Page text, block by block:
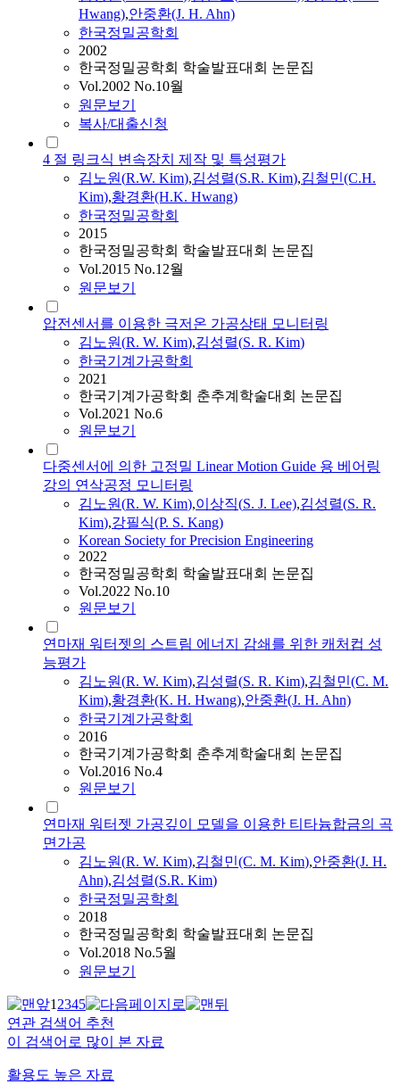
Hwang),안중환(J. H. Ahn)
한국정밀공학회
2002
한국정밀공학회 학술발표대회 논문집
Vol.2002 No.10월
원문보기
복사/대출신청
4 절 링크식 변속장치 제작 및 특성평가
김노원(R.W. Kim),김성렬(S.R. Kim),김철민(C.H.
Kim),황경환(H.K. Hwang)
한국정밀공학회
2015
한국정밀공학회 학술발표대회 논문집
Vol.2015 No.12월
원문보기
압전센서를 이용한 극저온 가공상태 모니터링
김노원(R. W. Kim),김성렬(S. R. Kim)
한국기계가공학회
2021
한국기계가공학회 춘추계학술대회 논문집
Vol.2021 No.6
원문보기
다중센서에 의한 고정밀 Linear Motion Guide 용 베어링
강의 연삭공정 모니터링
김노원(R. W. Kim),이상직(S. J. Lee),김성렬(S. R.
Kim),강필식(P. S. Kang)
Korean Society for Precision Engineering
2022
한국정밀공학회 학술발표대회 논문집
Vol.2022 No.10
원문보기
연마재 워터젯의 스트림 에너지 감쇄를 위한 캐처컵 성
능평가
김노원(R. W. Kim),김성렬(S. R. Kim),김철민(C. M.
Kim),황경환(K. H. Hwang),안중환(J. H. Ahn)
한국기계가공학회
2016
한국기계가공학회 춘추계학술대회 논문집
Vol.2016 No.4
원문보기
연마재 워터젯 가공깊이 모델을 이용한 티타늄합금의 곡
면가공
김노원(R. W. Kim),김철민(C. M. Kim),안중환(J. H.
Ahn),김성렬(S.R. Kim)
한국정밀공학회
2018
한국정밀공학회 학술발표대회 논문집
Vol.2018 No.5월
원문보기
12345
연관 검색어 추천
이 검색어로 많이 본 자료
활용도 높은 자료